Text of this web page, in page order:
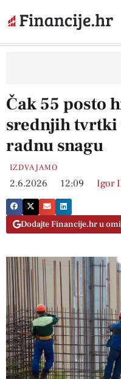
Čak 55 posto
srednjih tvrtki
radnu snagu
IZDVAJAMO
2.6.2026 12:09 Igor
Dodajte Financije.hr u